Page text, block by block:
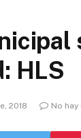
HLS
2018 No